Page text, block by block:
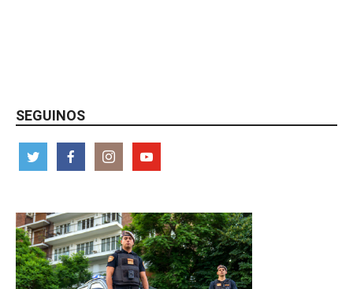
SEGUINOS